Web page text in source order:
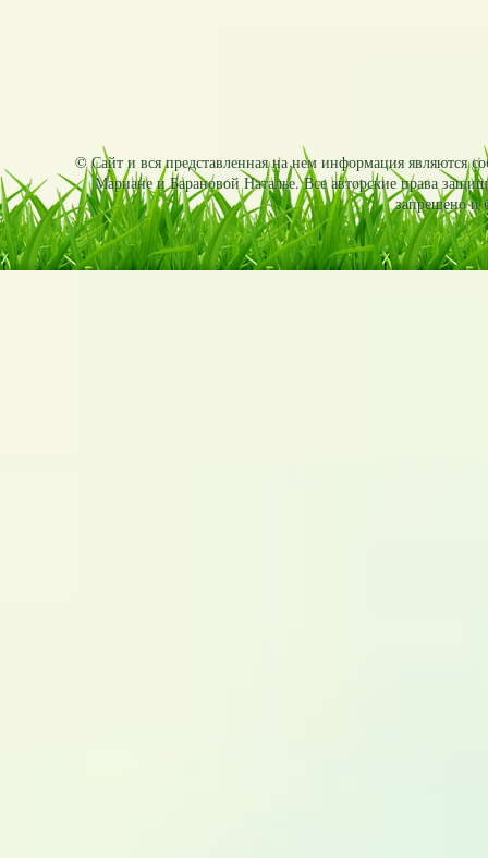
© Сайт и вся представленная на нем информация являются
Мариане и Барановой Наталье. Все авторские права
запрещено и